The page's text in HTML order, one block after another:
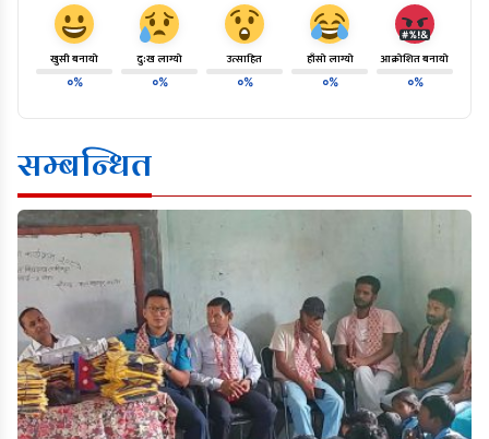
खुसी बनायो
०%
दु:ख लाग्यो
०%
उत्साहित
०%
हाँसो लाग्यो
०%
आक्रोशित बनायो
०%
सम्बन्धित